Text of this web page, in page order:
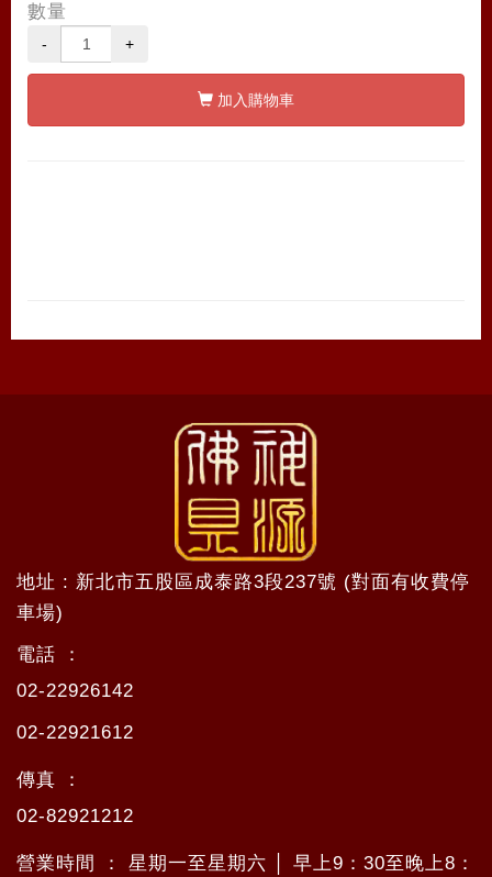
數量
- +
加入購物車
地址 : 新北市五股區成泰路3段237號 (對面有收費停
車場)
電話 ：
02-22926142
02-22921612
傳真 ：
02-82921212
營業時間 ： 星期一至星期六 │ 早上9：30至晚上8：